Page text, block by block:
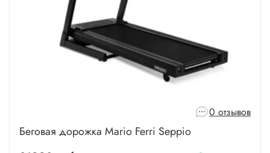
0 отзывов
Беговая дорожка Mario Ferri Seppio